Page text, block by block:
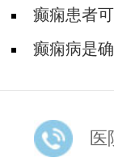
回事?癫痫患者
癫痫病是
医